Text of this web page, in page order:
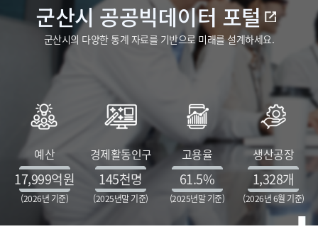
군산시 공공빅데이터 포털
군산시의 다양한 통계 자료를 기반으로 미래를 설계하세요.
예산
17,999억원
(2026년 기준)
경제활동인구
145천명
(2025년말 기준)
고용율
61.5%
(2025년말 기준)
생산공장
1,328개
(2026년 6월 기준)